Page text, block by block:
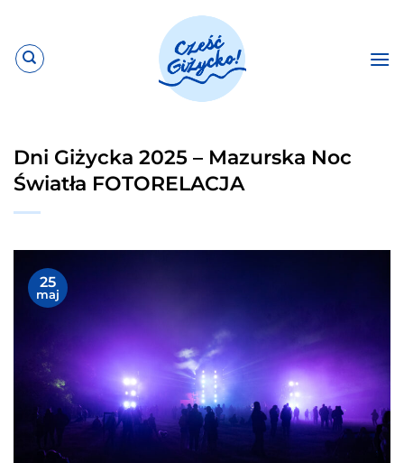
zawartości
Dni Giżycka 2025 – Mazurska Noc
Światła FOTORELACJA
25
maj